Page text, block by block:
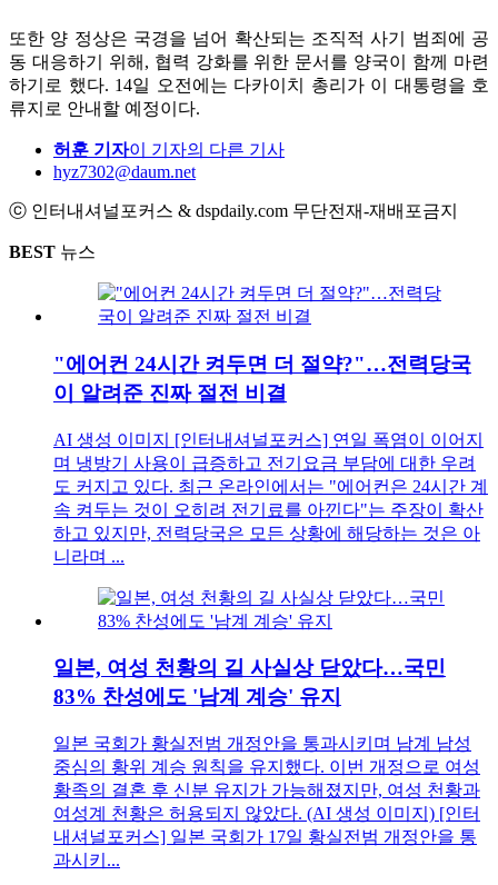
또한 양 정상은 국경을 넘어 확산되는 조직적 사기 범죄에 공
동 대응하기 위해, 협력 강화를 위한 문서를 양국이 함께 마련
하기로 했다. 14일 오전에는 다카이치 총리가 이 대통령을 호
류지로 안내할 예정이다.
허훈 기자이 기자의 다른 기사
hyz7302@daum.net
ⓒ 인터내셔널포커스 & dspdaily.com 무단전재-재배포금지
BEST 뉴스
"에어컨 24시간 켜두면 더 절약?"…전력당국
이 알려준 진짜 절전 비결
AI 생성 이미지 [인터내셔널포커스] 연일 폭염이 이어지
며 냉방기 사용이 급증하고 전기요금 부담에 대한 우려
도 커지고 있다. 최근 온라인에서는 "에어컨은 24시간 계
속 켜두는 것이 오히려 전기료를 아낀다"는 주장이 확산
하고 있지만, 전력당국은 모든 상황에 해당하는 것은 아
니라며 ...
일본, 여성 천황의 길 사실상 닫았다…국민
83% 찬성에도 '남계 계승' 유지
일본 국회가 황실전범 개정안을 통과시키며 남계 남성
중심의 황위 계승 원칙을 유지했다. 이번 개정으로 여성
황족의 결혼 후 신분 유지가 가능해졌지만, 여성 천황과
여성계 천황은 허용되지 않았다. (AI 생성 이미지) [인터
내셔널포커스] 일본 국회가 17일 황실전범 개정안을 통
과시키...